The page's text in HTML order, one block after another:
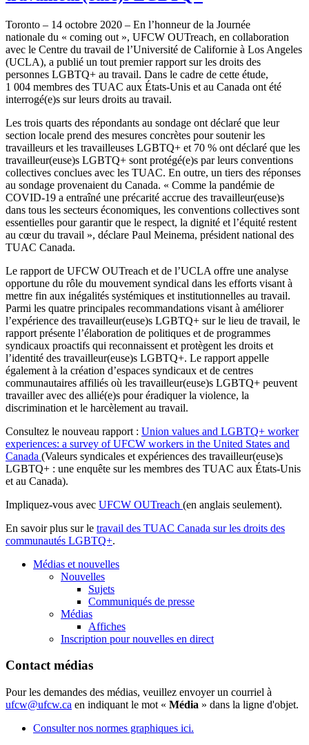
Toronto – 14 octobre 2020 – En l’honneur de la Journée
nationale du « coming out », UFCW OUTreach, en collaboration
avec le Centre du travail de l’Université de Californie à Los Angeles
(UCLA), a publié un tout premier rapport sur les droits des
personnes LGBTQ+ au travail. Dans le cadre de cette étude,
1 004 membres des TUAC aux États-Unis et au Canada ont été
interrogé(e)s sur leurs droits au travail.
Les trois quarts des répondants au sondage ont déclaré que leur
section locale prend des mesures concrètes pour soutenir les
travailleurs et les travailleuses LGBTQ+ et 70 % ont déclaré que les
travailleur(euse)s LGBTQ+ sont protégé(e)s par leurs conventions
collectives conclues avec les TUAC. En outre, un tiers des réponses
au sondage provenaient du Canada. « Comme la pandémie de
COVID‑19 a entraîné une précarité accrue des travailleur(euse)s
dans tous les secteurs économiques, les conventions collectives sont
essentielles pour garantir que le respect, la dignité et l’équité restent
au cœur du travail », déclare Paul Meinema, président national des
TUAC Canada.
Le rapport de UFCW OUTreach et de l’UCLA offre une analyse
opportune du rôle du mouvement syndical dans les efforts visant à
mettre fin aux inégalités systémiques et institutionnelles au travail.
Parmi les quatre principales recommandations visant à améliorer
l’expérience des travailleur(euse)s LGBTQ+ sur le lieu de travail, le
rapport présente l’élaboration de politiques et de programmes
syndicaux proactifs qui reconnaissent et protègent les droits et
l’identité des travailleur(euse)s LGBTQ+. Le rapport appelle
également à la création d’espaces syndicaux et de centres
communautaires affiliés où les travailleur(euse)s LGBTQ+ peuvent
travailler avec des allié(e)s pour éradiquer la violence, la
discrimination et le harcèlement au travail.
Consultez le nouveau rapport : Union values and LGBTQ+ worker
experiences: a survey of UFCW workers in the United States and
Canada (Valeurs syndicales et expériences des travailleur(euse)s
LGBTQ+ : une enquête sur les membres des TUAC aux États-Unis
et au Canada).
Impliquez-vous avec UFCW OUTreach (en anglais seulement).
En savoir plus sur le travail des TUAC Canada sur les droits des
communautés LGBTQ+.
Médias et nouvelles
Nouvelles
Sujets
Communiqués de presse
Médias
Affiches
Inscription pour nouvelles en direct
Contact médias
Pour les demandes des médias, veuillez envoyer un courriel à
ufcw@ufcw.ca en indiquant le mot « Média » dans la ligne d'objet.
Consulter nos normes graphiques ici.